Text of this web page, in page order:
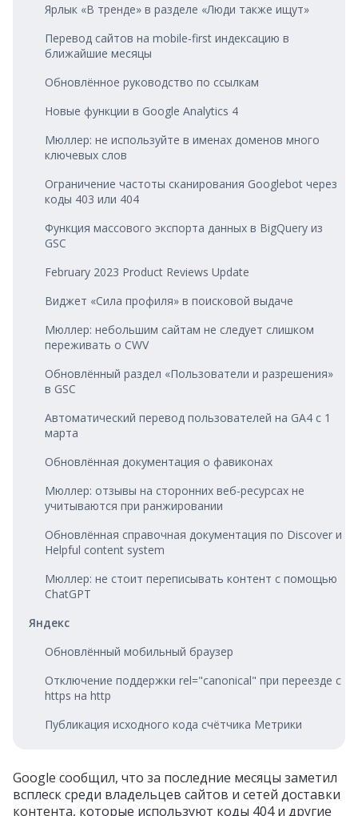
Ярлык «В тренде» в разделе «Люди также ищут»
Перевод сайтов на mobile‑first индексацию в
ближайшие месяцы
Обновлённое руководство по ссылкам
Новые функции в Google Analytics 4
Мюллер: не используйте в именах доменов много
ключевых слов
Ограничение частоты сканирования Googlebot через
коды 403 или 404
Функция массового экспорта данных в BigQuery из
GSC
February 2023 Product Reviews Update
Виджет «Сила профиля» в поисковой выдаче
Мюллер: небольшим сайтам не следует слишком
переживать о CWV
Обновлённый раздел «Пользователи и разрешения»
в GSC
Автоматический перевод пользователей на GA4 с 1
марта
Обновлённая документация о фавиконах
Мюллер: отзывы на сторонних веб‑ресурсах не
учитываются при ранжировании
Обновлённая справочная документация по Discover и
Helpful content system
Мюллер: не стоит переписывать контент с помощью
ChatGPT
Яндекс
Обновлённый мобильный браузер
Отключение поддержки rel="canonical" при переезде с
https на http
Публикация исходного кода счётчика Метрики
Google сообщил, что за последние месяцы заметил
всплеск среди владельцев сайтов и сетей доставки
контента, которые используют коды 404 и другие